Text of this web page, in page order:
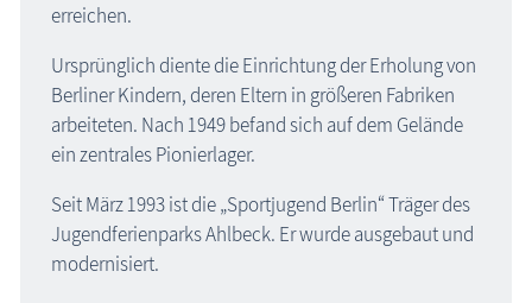
erreichen.
Ursprünglich diente die Einrichtung der Erholung von
Berliner Kindern, deren Eltern in größeren Fabriken
arbeiteten. Nach 1949 befand sich auf dem Gelände
ein zentrales Pionierlager.
Seit März 1993 ist die „Sportjugend Berlin“ Träger des
Jugendferienparks Ahlbeck. Er wurde ausgebaut und
modernisiert.